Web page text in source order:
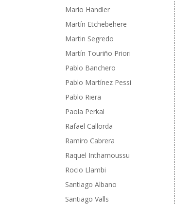
Mario Handler
Martín Etchebehere
Martin Segredo
Martín Touriño Priori
Pablo Banchero
Pablo Martínez Pessi
Pablo Riera
Paola Perkal
Rafael Callorda
Ramiro Cabrera
Raquel Inthamoussu
Rocio Llambi
Santiago Albano
Santiago Valls